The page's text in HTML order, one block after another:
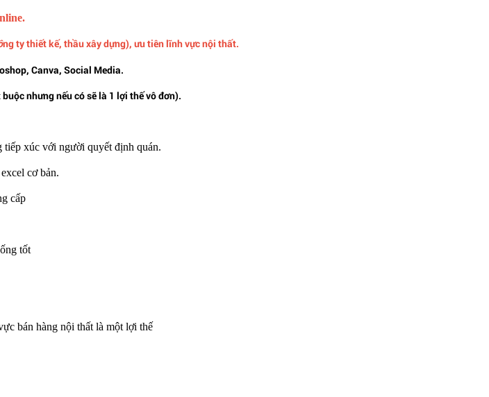
ng ty thiết kế, thầu xây dựng), ưu tiên lĩnh vực nội thất.
Canva, Social Media.
nhưng nếu có sẽ là 1 lợi thế vô đơn).
xúc với người quyết định quán.
cơ bản.
cấp
tốt
bán hàng nội thất là một lợi thế